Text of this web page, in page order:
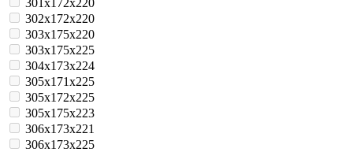
302x172x220
303x175x220
303x175x225
304x173x224
305x171x225
305x172x225
305x175x223
306x173x221
306x173x225